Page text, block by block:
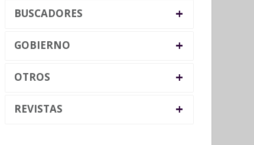
BUSCADORES +
GOBIERNO +
OTROS +
REVISTAS +